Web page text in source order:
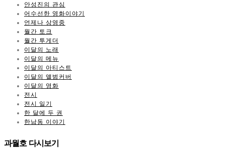
안성진의 관심
어수선한 영화이야기
언제나 상영중
월간 토크
월간 투게더
이달의 노래
이달의 메뉴
이달의 아티스트
이달의 앨범커버
이달의 영화
전시
전시 일기
한 달에 두 권
한남동 이야기
과월호 다시보기